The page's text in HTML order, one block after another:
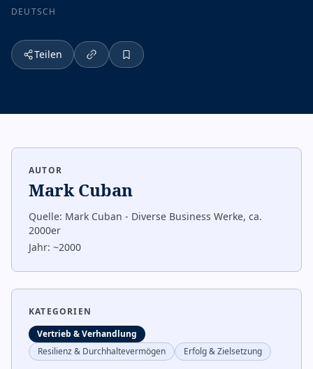
DEUTSCH
Teilen
AUTOR
Mark Cuban
Quelle: Mark Cuban - Diverse Business Werke, ca.
2000er
Jahr: ~2000
KATEGORIEN
Vertrieb & Verhandlung
Resilienz & Durchhaltevermögen
Erfolg & Zielsetzung